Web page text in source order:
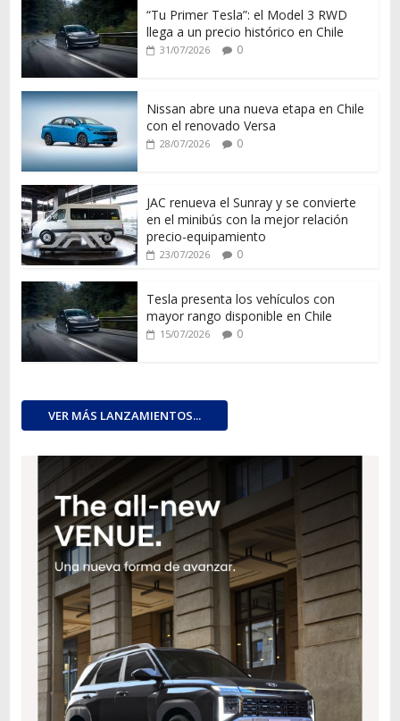
“Tu Primer Tesla”: el Model 3 RWD
llega a un precio histórico en Chile
31/07/2026 0
Nissan abre una nueva etapa en Chile
con el renovado Versa
28/07/2026 0
JAC renueva el Sunray y se convierte
en el minibús con la mejor relación
precio-equipamiento
23/07/2026 0
Tesla presenta los vehículos con
mayor rango disponible en Chile
15/07/2026 0
VER MÁS LANZAMIENTOS...